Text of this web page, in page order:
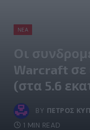
ΝΈΑ
Οι
Warcraft σε
(στα 5.6
BY ΠΈΤΡΟΣ
1 MIN READ